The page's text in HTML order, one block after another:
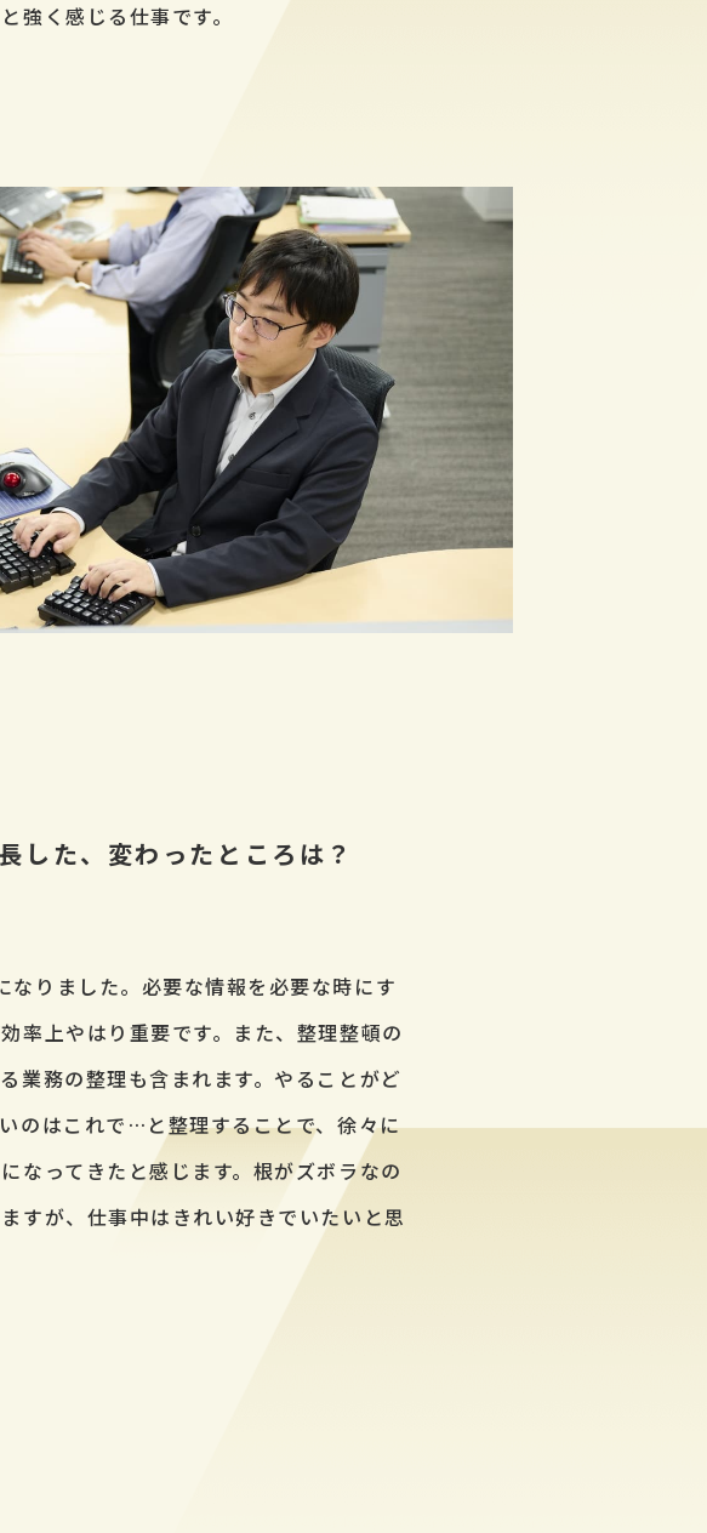
強く感じる仕事です。
した、変わったところは？
なりました。必要な情報を必要な時にす
率上やはり重要です。また、整理整頓の
業務の整理も含まれます。やることがど
のはこれで…と整理することで、徐々に
なってきたと感じます。根がズボラなの
すが、仕事中はきれい好きでいたいと思